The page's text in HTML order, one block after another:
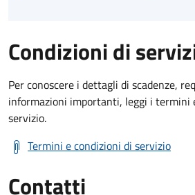
Condizioni di
Per conoscere i dettagli di scadenze,
informazioni importanti, leggi i termini
servizio.
Termini e condizioni di servizio
Contatti